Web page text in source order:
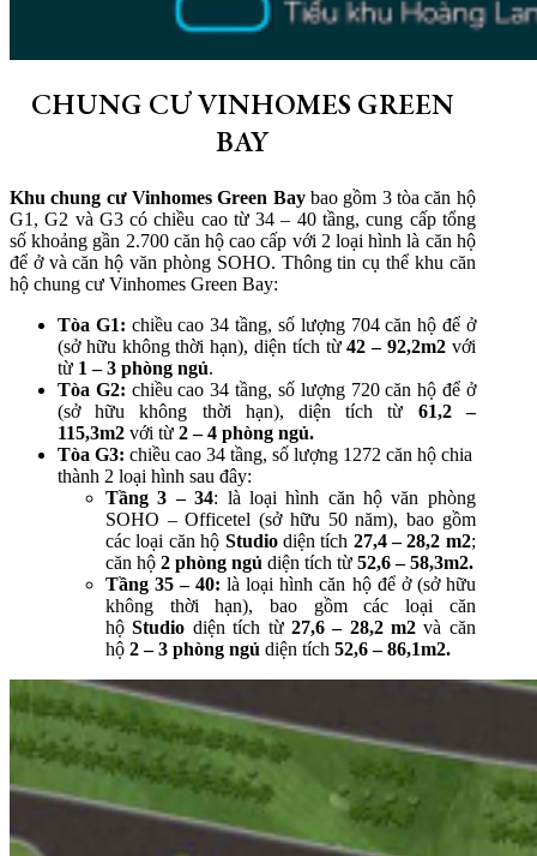
CHUNG CƯ VINHOMES GREEN
BAY
Khu chung cư Vinhomes Green Baybao gồm 3 tòa căn hộ
G1, G2 và G3 có chiều cao từ 34 – 40 tầng, cung cấp tổng
số khoảng gần 2.700 căn hộ cao cấp với 2 loại hình là căn hộ
để ở và căn hộ văn phòng SOHO. Thông tin cụ thể khu căn
hộ chung cư Vinhomes Green Bay:
Tòa G1: chiều cao 34 tầng, số lượng 704 căn hộ để ở
(sở hữu không thời hạn), diện tích từ42 – 92,2m2 với
từ 1 – 3 phòng ngủ.
Tòa G2: chiều cao 34 tầng, số lượng 720 căn hộ để ở
(sở hữu không thời hạn), diện tích từ 61,2 –
115,3m2 với từ 2 – 4 phòng ngủ.
Tòa G3: chiều cao 34 tầng, số lượng 1272 căn hộ chia
thành 2 loại hình sau đây:
Tầng 3 – 34: là loại hình căn hộ văn phòng
SOHO – Officetel (sở hữu 50 năm), bao gồm
các loại căn hộ Studiodiện tích 27,4 – 28,2 m2;
căn hộ 2 phòng ngủ diện tích từ 52,6 – 58,3m2.
Tầng 35 – 40: là loại hình căn hộ để ở (sở hữu
không thời hạn), bao gồm các loại căn
hộStudio diện tích từ 27,6 – 28,2 m2và căn
hộ 2 – 3 phòng ngủ diện tích 52,6 – 86,1m2.